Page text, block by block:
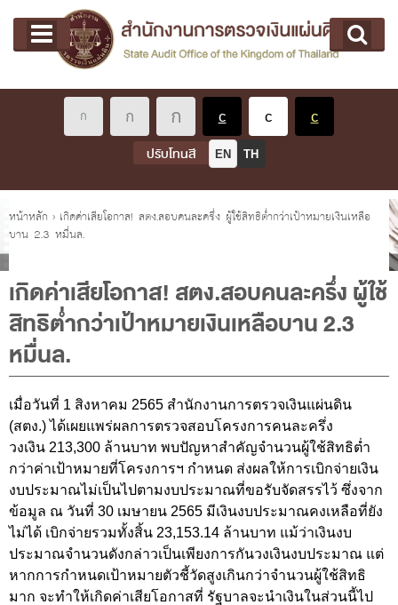
Main menu
หน้าแรก
เกี่ยวกับ คตง.
นโยบายการตรวจเงินแผ่นดิน
หลักเกณฑ์มาตรฐานเกี่ยวกับการตรวจเงินแผ่นดิน
ผู้ว่าการตรวจเงินแผ่นดิน
การบริหารและพัฒนาทรัพยากรบุคคล
ประวัติสำนักงานการตรวจเงินแผ่นดิน
พรป. ว่าด้วยการตรวจเงินแผ่นดิน พ.ศ. 2561
แผนปฏิบัติราชการ ระยะ 5 ปี (พ.ศ. 2566 - 2570)
พระราชดำรัส รัชกาลที่ 9
ผู้บริหารสำนักงานการตรวจเงินแผ่นดิน
รองผู้ว่าการตรวจเงินแผ่นดิน
ผู้ตรวจเงินแผ่นดิน (สตภ.1-15)
ที่ปรึกษาการตรวจเงินแผ่นดิน
ผู้ช่วยผู้ว่าการตรวจเงินแผ่นดิน
รองผู้ตรวจเงินแผ่นดิน (สตภ.1-15)
ปรับโทนสี EN TH
คุณอยู่ที่
หน้าหลัก › เกิดค่าเสียโอกาส! สตง.สอบคนละครึ่ง ผู้ใช้สิทธิต่ำกว่าเป้าหมายเงินเหลือ
บาน 2.3 หมื่นล.
เกิดค่าเสียโอกาส! สตง.สอบคนละครึ่ง ผู้ใช้
สิทธิต่ำกว่าเป้าหมายเงินเหลือบาน 2.3
หมื่นล.
เมื่อวันที่ 1 สิงหาคม 2565 สำนักงานการตรวจเงินแผ่นดิน
(สตง.) ได้เผยแพร่ผลการตรวจสอบโครงการคนละครึ่ง
วงเงิน 213,300 ล้านบาท พบปัญหาสำคัญจำนวนผู้ใช้สิทธิต่ำ
กว่าค่าเป้าหมายที่โครงการฯ กำหนด ส่งผลให้การเบิกจ่ายเงิน
งบประมาณไม่เป็นไปตามงบประมาณที่ขอรับจัดสรรไว้ ซึ่งจาก
ข้อมูล ณ วันที่ 30 เมษายน 2565 มีเงินงบประมาณคงเหลือที่ยัง
ไม่ได้ เบิกจ่ายรวมทั้งสิ้น 23,153.14 ล้านบาท แม้ว่าเงินงบ
ประมาณจำนวนดังกล่าวเป็นเพียงการกันวงเงินงบประมาณ แต่
หากการกำหนดเป้าหมายตัวชี้วัดสูงเกินกว่าจำนวนผู้ใช้สิทธิ
มาก จะทำให้เกิดค่าเสียโอกาสที่ รัฐบาลจะนำเงินในส่วนนี้ไป